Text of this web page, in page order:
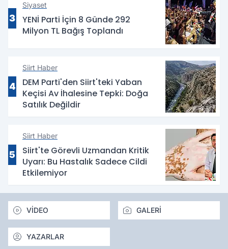
3
Siyaset
YENİ Parti İçin 8 Günde 292
Milyon TL Bağış Toplandı
4
Siirt Haber
DEM Parti'den Siirt'teki Yaban
Keçisi Av İhalesine Tepki: Doğa
Satılık Değildir
5
Siirt Haber
Siirt'te Görevli Uzmandan Kritik
Uyarı: Bu Hastalık Sadece Cildi
Etkilemiyor
VİDEO GALERİ
YAZARLAR